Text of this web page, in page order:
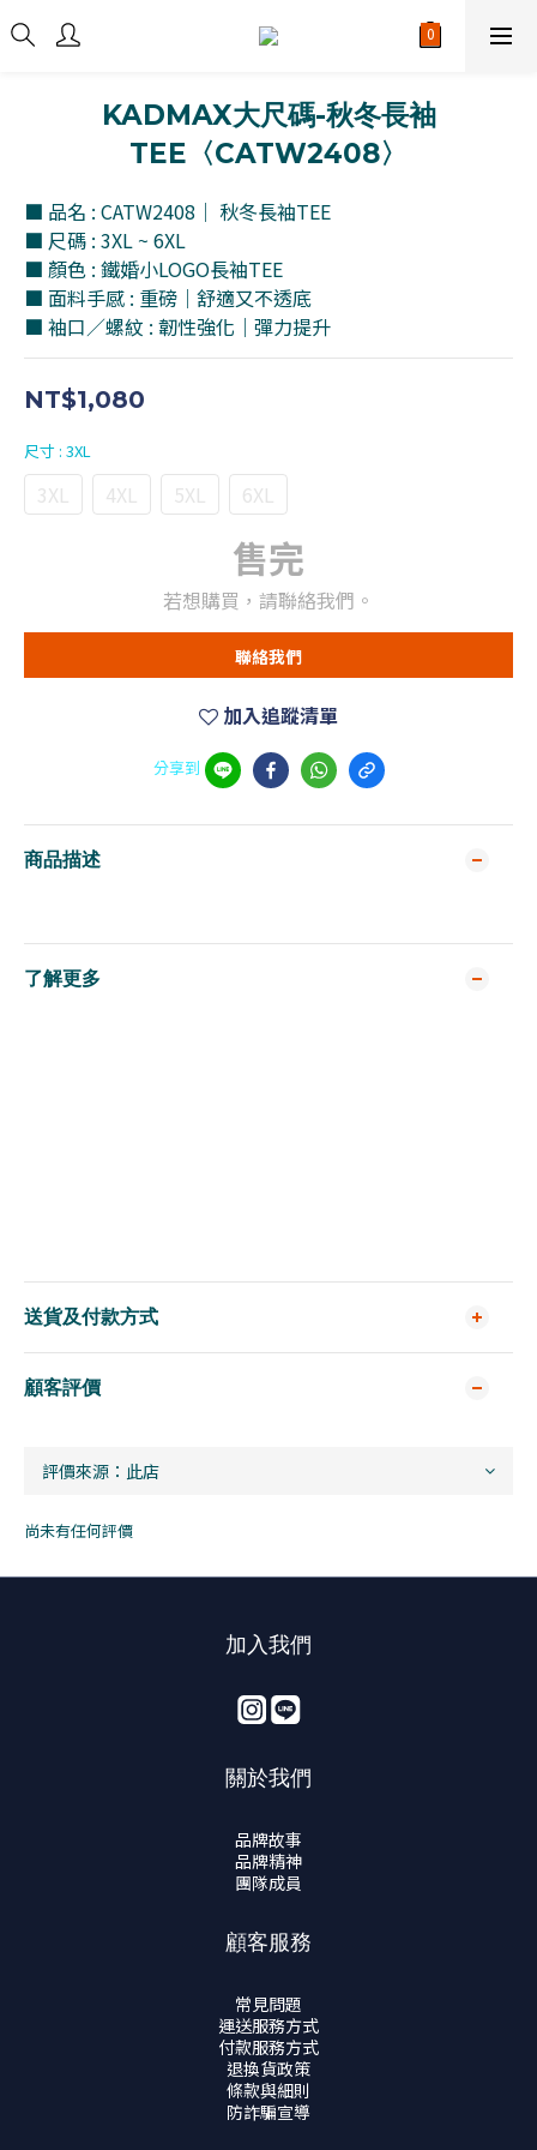
KADMAX大尺碼-秋冬長袖
TEE〈CATW2408〉
■ 品名 : CATW2408｜ 秋冬長袖TEE
■ 尺碼 : 3XL ~ 6XL
■ 顏色 : 鐵婚小LOGO長袖TEE
■ 面料手感 : 重磅｜舒適又不透底
■ 袖口／螺紋 : 韌性強化｜彈力提升
NT$1,080
尺寸 : 3XL
3XL 4XL 5XL 6XL
售完
若想購買，請聯絡我們。
聯絡我們
加入追蹤清單
分享到
商品描述
了解更多
送貨及付款方式
顧客評價
尚未有任何評價
加入我們
關於我們
品牌故事
品牌精神
團隊成員
顧客服務
常見問題
運送服務方式
付款服務方式
退換貨政策
條款與細則
防詐騙宣導